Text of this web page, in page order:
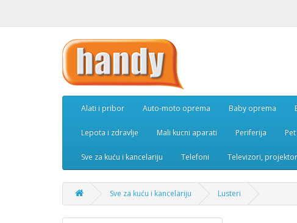
Alati i pribor Auto-moto oprema Baby oprema
Lepota i zdravlje Mali kucni aparati Periferija
Sve za kuću i kancelariju Telefoni Televizori,
Sve za kuću i kancelariju Lusteri